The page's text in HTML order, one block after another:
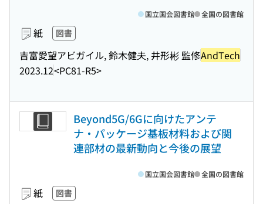
紙 図書
吉富愛望アビガイル, 鈴木健夫, 井形彬 監修AndTech
2023.12<PC81-R5>
国立国会図書館 全国の図書館
Beyond5G/6Gに向けたアンテ
ナ・パッケージ基板材料および関
連部材の最新動向と今後の展望
紙 図書
国立国会図書館 全国の図書館